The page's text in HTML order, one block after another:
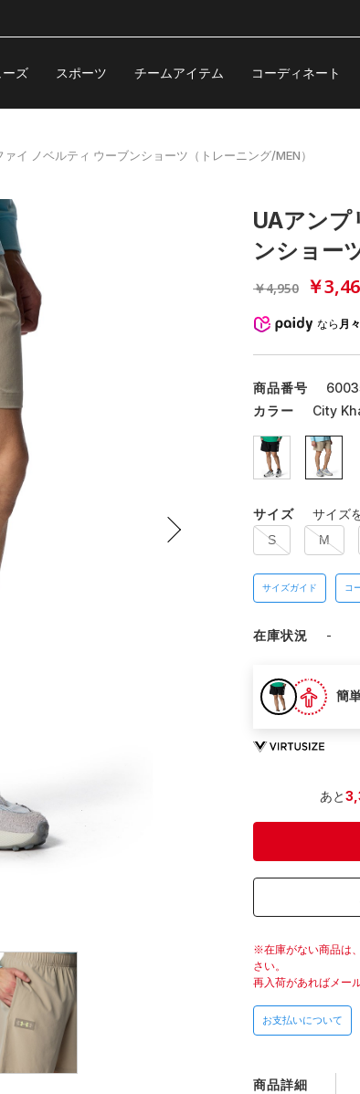
ーズ スポーツ チームアイテム コーディネート
イ ノベルティ ウーブンショーツ（トレーニング/MEN）
UAアンプ
ンショー
￥4,950 ￥
なら 月
商品番号
カラー
City
サイズ サイズ
S M
サイズガイド コ
在庫状況 -
簡
あと
在庫がない商品は、
さい。
再入荷があればメー
お支払いについて
商品詳細